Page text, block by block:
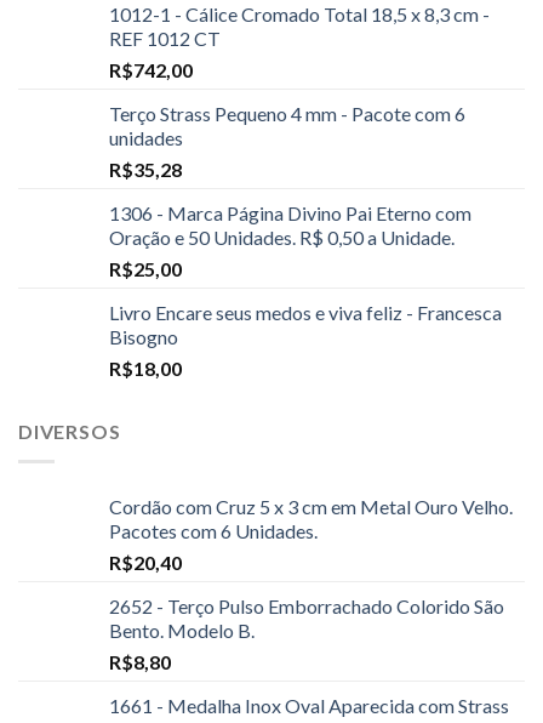
1012-1 - Cálice Cromado Total 18,5 x 8,3 cm -
REF 1012 CT
R$742,00
Terço Strass Pequeno 4 mm - Pacote com 6
unidades
R$35,28
1306 - Marca Página Divino Pai Eterno com
Oração e 50 Unidades. R$ 0,50 a Unidade.
R$25,00
Livro Encare seus medos e viva feliz - Francesca
Bisogno
R$18,00
DIVERSOS
Cordão com Cruz 5 x 3 cm em Metal Ouro Velho.
Pacotes com 6 Unidades.
R$20,40
2652 - Terço Pulso Emborrachado Colorido São
Bento. Modelo B.
R$8,80
1661 - Medalha Inox Oval Aparecida com Strass